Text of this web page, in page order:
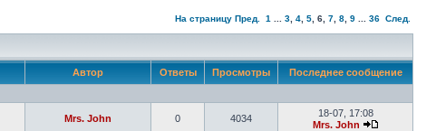
На страницу Пред. 1 3 4 5 6 7 8 9 36 След.
Автор Ответы Просмотры Последнее сообщение
Mrs. John 0 4034
18-07, 17:08
Mrs. John